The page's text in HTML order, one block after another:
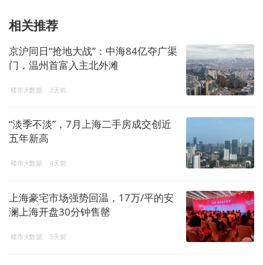
相关推荐
京沪同日“抢地大战”：中海84亿夺广渠
门，温州首富入主北外滩
楼市大数据 3天前
“淡季不淡”，7月上海二手房成交创近
五年新高
楼市大数据 4天前
上海豪宅市场强势回温，17万/平的安
澜上海开盘30分钟售罄
楼市大数据 5天前